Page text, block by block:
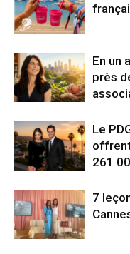
En un
près
Le
261
7